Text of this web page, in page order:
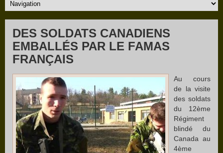
DES SOLDATS CANADIENS
EMBALLÉS PAR LE FAMAS
FRANÇAIS
Au cours
de la visite
des soldats
du 12ème
Régiment
blindé du
Canada au
4ème